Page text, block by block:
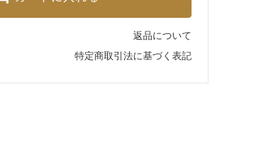
返品について
特定商取引法に基づく表記